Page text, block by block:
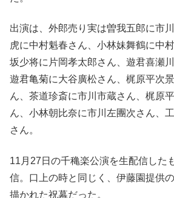
出演は、外郎売り実は曽我五郎に市
虎に中村魁春さん、小林妹舞鶴に中
坂少将に片岡孝太郎さん、遊君喜瀬
遊君亀菊に大谷廣松さん、梶原平次
ん、茶道珍斎に市川市蔵さん、梶原
ん、小林朝比奈に市川左團次さん、
さん。
11月27日の千穐楽公演を生配信した
信。口上の時と同じく、伊藤園提供
描かれた祝幕だった。